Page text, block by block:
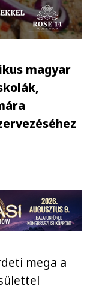
magyar
mega a